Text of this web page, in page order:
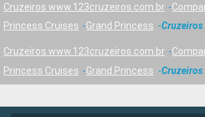
Cruzeiros www.123cruzeiros.com.br
Princess Cruises
Grand Princess Cruzeiros
Cruzeiros www.123cruzeiros.com.br
Princess Cruises
Grand Princess Cruzeiros